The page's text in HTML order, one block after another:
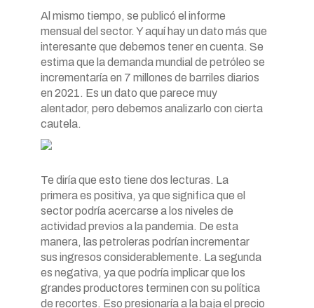
Al mismo tiempo, se publicó el informe
mensual del sector. Y aquí hay un dato más que
interesante que debemos tener en cuenta. Se
estima que la demanda mundial de petróleo se
incrementaría en 7 millones de barriles diarios
en 2021. Es un dato que parece muy
alentador, pero debemos analizarlo con cierta
cautela.
Te diría que esto tiene dos lecturas. La
primera es positiva, ya que significa que el
sector podría acercarse a los niveles de
actividad previos a la pandemia. De esta
manera, las petroleras podrían incrementar
sus ingresos considerablemente. La segunda
es negativa, ya que podría implicar que los
grandes productores terminen con su política
de recortes. Eso presionaría a la baja el precio